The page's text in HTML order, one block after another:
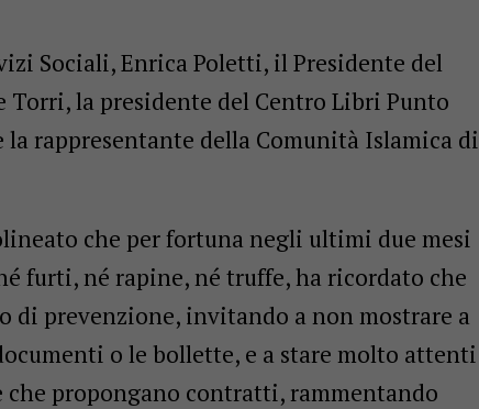
Sociali, Enrica Poletti, il Presidente del
la presidente del Centro Libri Punto
la rappresentante della Comunità Islamica di
che per fortuna negli ultimi due mesi
furti, né rapine, né truffe, ha ricordato che
di prevenzione, invitando a non mostrare a
o le bollette, e a stare molto attenti
propongano contratti, rammentando